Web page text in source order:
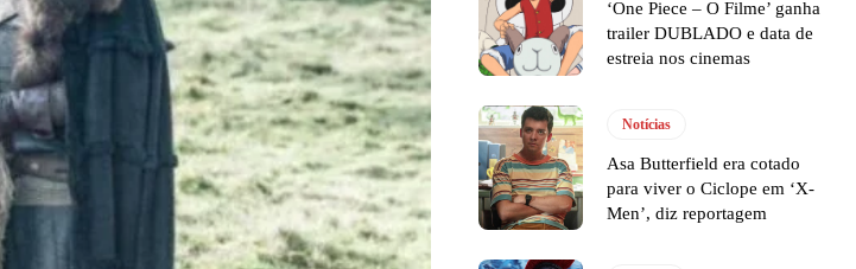
‘One Piece – O Filme’ ganha
trailer DUBLADO e data de
estreia nos cinemas
Notícias
Asa Butterfield era cotado
para viver o Ciclope em ‘X-
Men’, diz reportagem